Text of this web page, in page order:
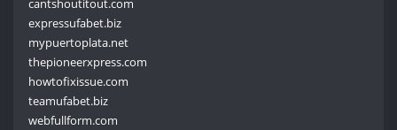
cantshoutitout.com
expressufabet.biz
mypuertoplata.net
thepioneerxpress.com
howtofixissue.com
teamufabet.biz
webfullform.com